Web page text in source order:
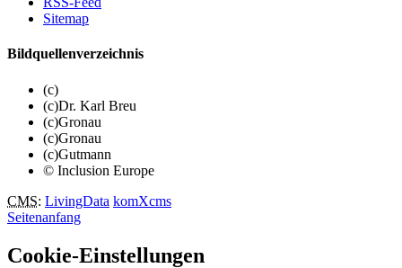
Sitemap
Bildquellenverzeichnis
(c)
(c)Dr. Karl Breu
(c)Gronau
(c)Gronau
(c)Gutmann
© Inclusion Europe
CMS: LivingData komXcms
Seitenanfang
Cookie-Einstellungen